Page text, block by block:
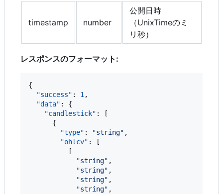
timestamp number
公開日時
（UnixTimeのミ
リ秒）
レスポンスのフォーマット:
{
"success" : 1,
"data" : {
"candlestick" : [
      {
"type" : "string" ,
"ohlcv" : [
          [
"string" ,
"string" ,
"string" ,
"string" ,